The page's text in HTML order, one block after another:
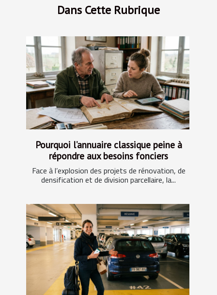
Dans Cette Rubrique
Pourquoi l’annuaire classique peine à
répondre aux besoins fonciers
Face à l’explosion des projets de rénovation, de
densification et de division parcellaire, la...